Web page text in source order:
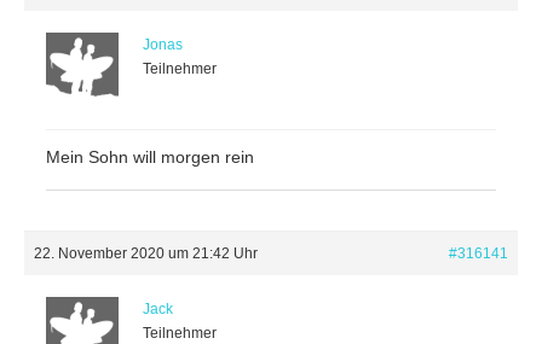
Jonas
Teilnehmer
Mein Sohn will morgen rein
22. November 2020 um 21:42 Uhr #316141
Jack
Teilnehmer